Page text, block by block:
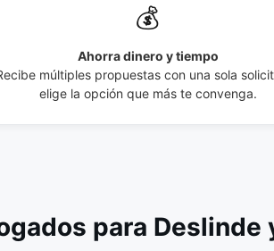
💰
Ahorra dinero y tiempo
múltiples propuestas con una sola
elige la opción que más te convenga.
para